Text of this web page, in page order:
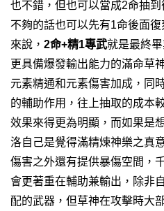
也不錯，但也可以當成2命抽
不夠的話也可以先有1命後面
來說， 2命+精1專武就是最終
更具備爆發輸出能力的滿命草
元素精通和元素傷害加成，同
的輔助作用，往上抽取的成本
效果來得更為明顯，而如果是
洛自己是覺得滿精煉神樂之真
傷害之外還有提供暴傷空間，
會更著重在輔助兼輸出，除非
配的武器，但草神在攻擊時大